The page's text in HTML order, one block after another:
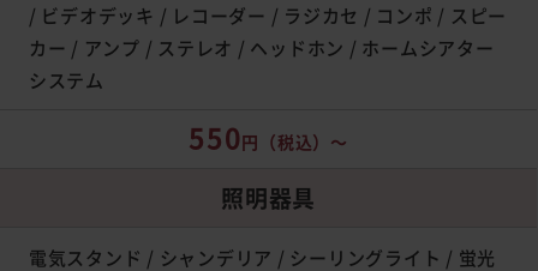
/ ビデオデッキ / レコーダー / ラジカセ / コンポ / スピー
カー / アンプ / ステレオ / ヘッドホン / ホームシアター
システム
550円 （税込）～
照明器具
電気スタンド / シャンデリア / シーリングライト / 蛍光